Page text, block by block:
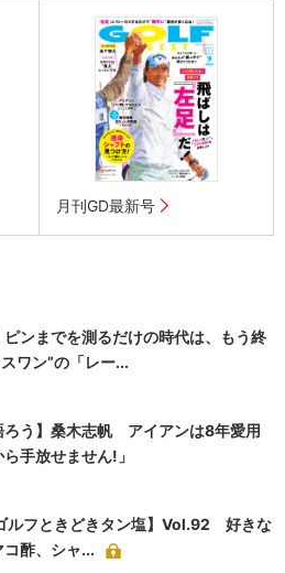
月刊GD最新号
ピンまでを測るだけの時代は、もう終
ワン”の「レー...
ろう】桑木志帆 アイアンは8年愛用
ら手放せません!」
ルフときどきタン塩】Vol.92 好きな
コ酢、シャ...